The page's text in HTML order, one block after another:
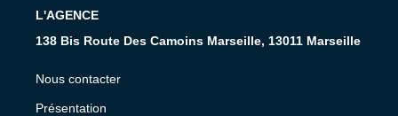
L'AGENCE
138 Bis Route Des Camoins Marseille, 13011 Marseille
Nous contacter
Présentation